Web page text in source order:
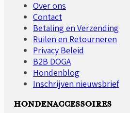
op
de
productpagina
Over ons
Contact
Betaling en Verzending
Ruilen en Retourneren
Privacy Beleid
B2B DOGA
Hondenblog
Inschrijven nieuwsbrief
HONDENACCESSOIRES